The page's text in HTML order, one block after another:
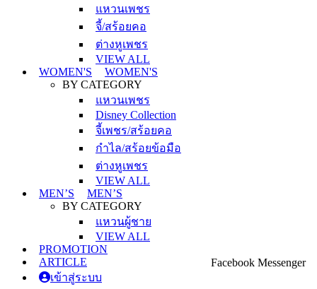
แหวนเพชร
จี้/สร้อยคอ
ต่างหูเพชร
VIEW ALL
WOMEN'S
WOMEN'S
BY CATEGORY
แหวนเพชร
Disney Collection
จี้เพชร/สร้อยคอ
กำไล/สร้อยข้อมือ
ต่างหูเพชร
VIEW ALL
MEN’S
MEN’S
BY CATEGORY
แหวนผู้ชาย
VIEW ALL
PROMOTION
ARTICLE
เข้าสู่ระบบ
Facebook Messenger